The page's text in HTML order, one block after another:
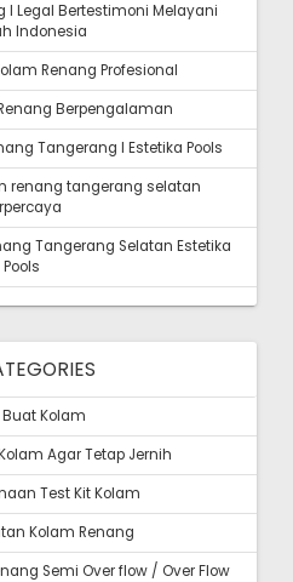
I Legal Bertestimoni Melayani
Indonesia
Renang Profesional
Berpengalaman
Tangerang I Estetika Pools
renang tangerang selatan
Tangerang Selatan Estetika
Pools
Kolam
Agar Tetap Jernih
Test Kit Kolam
Kolam Renang
Semi Over flow / Over Flow